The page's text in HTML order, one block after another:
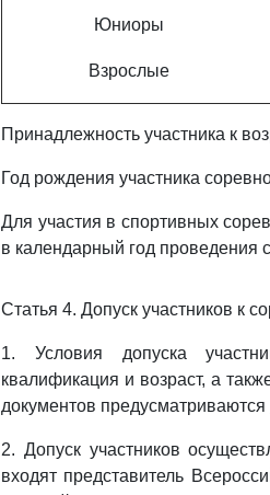
Юниоры
Взрослые
Принадлежность участника к
Год рождения участника
Для участия в спортивных
в календарный год проведения
Статья 4. Допуск участников к
1. Условия допуска
квалификация и возраст, а
документов предусматриваются
2. Допуск участников
входят представитель